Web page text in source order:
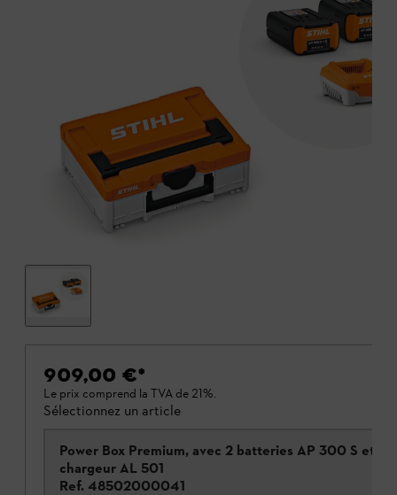
909,00 €*
Le prix comprend la TVA de 21%.
Sélectionnez un article
Power Box Premium, avec 2 batteries AP 300 S et 1
chargeur AL 501
Ref. 48502000041